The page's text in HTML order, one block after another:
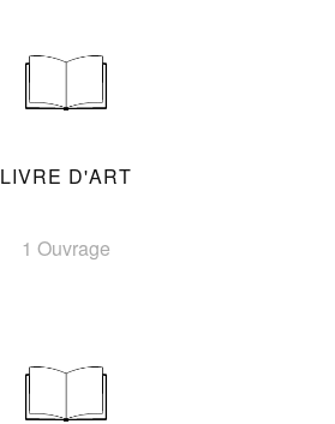
LIVRE D'ART
1 Ouvrage